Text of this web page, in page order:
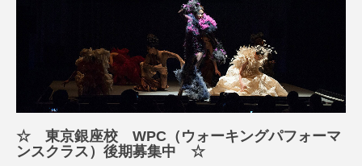
☆ 東京銀座校 WPC（ウォーキングパフォーマ
ンスクラス）後期募集中 ☆